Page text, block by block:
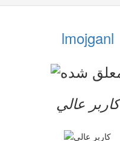
lmojganl
کاربر عالي